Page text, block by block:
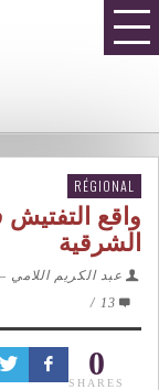
RÉGIONAL
واقع التفتيش
الشرقية
عبد الكريم اللامي
13
/
0
SHARES